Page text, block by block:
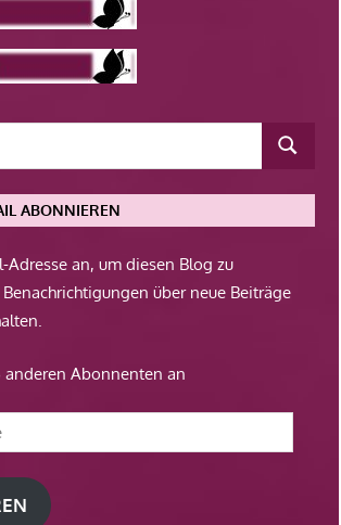
ABONNIEREN
Adresse an, um diesen Blog zu
über neue Beiträge
anderen Abonnenten an